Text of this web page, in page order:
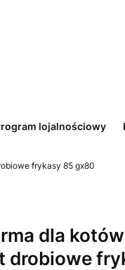
lojalnościowy
frykasy 85 gx80
dla
drobiowe